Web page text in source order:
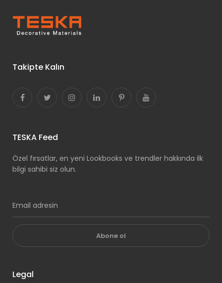
Takipte Kalın
TESKA Feed
Özel fırsatlar, en yeni Lookbooks ve trendler hakkında ilk
bilgi sahibi siz olun.
Abone ol
Legal